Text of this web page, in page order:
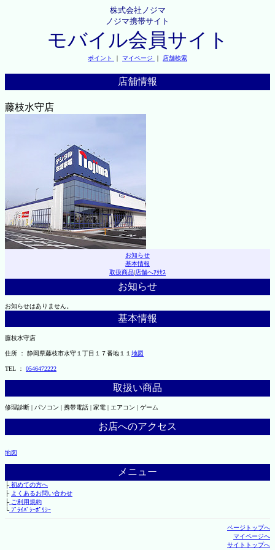
株式会社ノジマ
ノジマ携帯サイト
モバイル会員サイト
ポイント ｜ マイページ ｜ 店舗検索
店舗情報
藤枝水守店
お知らせ
基本情報
取扱商品|店舗へｱｸｾｽ
お知らせ
お知らせはありません。
基本情報
藤枝水守店
住所 ： 静岡県藤枝市水守１丁目１７番地１１ 地図
TEL ： 0546472222
取扱い商品
修理診断 | パソコン | 携帯電話 | 家電 | エアコン | ゲーム
お店へのアクセス
地図
メニュー
├初めての方へ
├ よくあるお問い合わせ
├ご利用規約
└ﾌﾟﾗｲﾊﾞｼｰﾎﾟﾘｼｰ
ページトップへ
マイページへ
サイトトップへ